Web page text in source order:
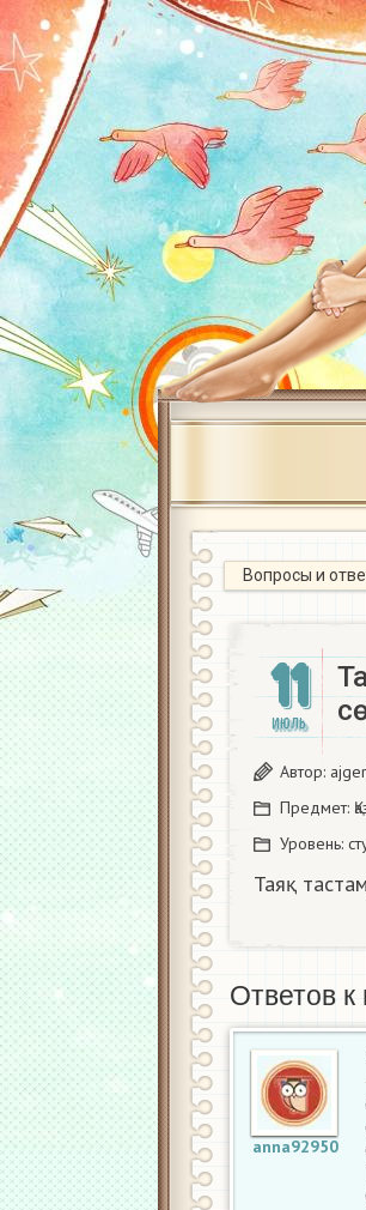
Вопросы и
11
ИЮЛЬ
Автор:
Предмет:
Уровень:
Таяқ
Ответов к
anna92950